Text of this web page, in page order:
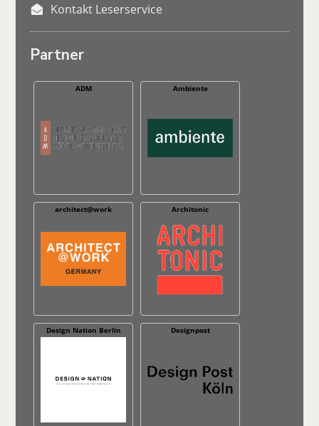
Kontakt Leserservice
Partner
ADM Ambiente
architect@work Architonic
Design Nation Berlin Designpost